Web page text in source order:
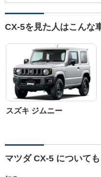
CX-5を見た人はこんな
スズキ ジムニー
マツダ CX-5 について